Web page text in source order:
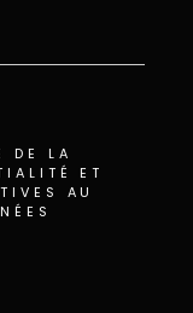
DE LA
ET
AU